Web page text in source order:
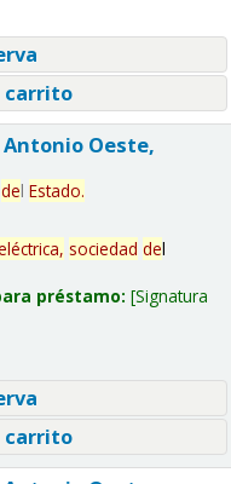
carrito
Oeste,
del Estado.
sociedad del
préstamo: Signatura
carrito